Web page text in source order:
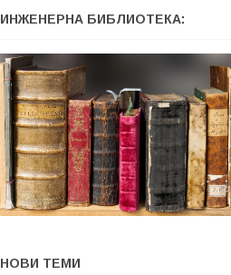
ИНЖЕНЕРНА БИБЛИОТЕКА:
НОВИ ТЕМИ